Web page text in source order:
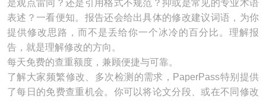
是观点雷同？还是引用格式不规范？抑或是常见的专业术语
表述？一看便知。报告还会给出具体的修改建议词语，为你
提供修改思路，而不是丢给你一个冰冷的百分比。理解报
告，就是理解修改的方向。
每天免费的查重额度，兼顾便捷与可靠。
了解大家频繁修改、多次检测的需求，PaperPass特别提供
了每日的免费查重机会。你可以将论文分段、或在不同修改